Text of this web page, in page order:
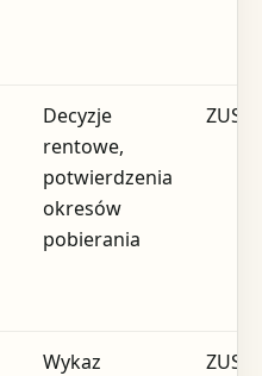
Decyzje
rentowe,
potwierdzenia
okresów
pobierania
ZUS
Wykaz
ZUS